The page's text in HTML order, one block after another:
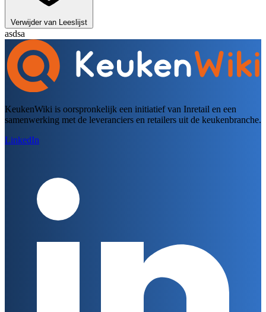
Verwijder van Leeslijst
asdsa
KeukenWiki is oorspronkelijk een initiatief van Inretail en een
samenwerking met de leveranciers en retailers uit de keukenbranche.
LinkedIn